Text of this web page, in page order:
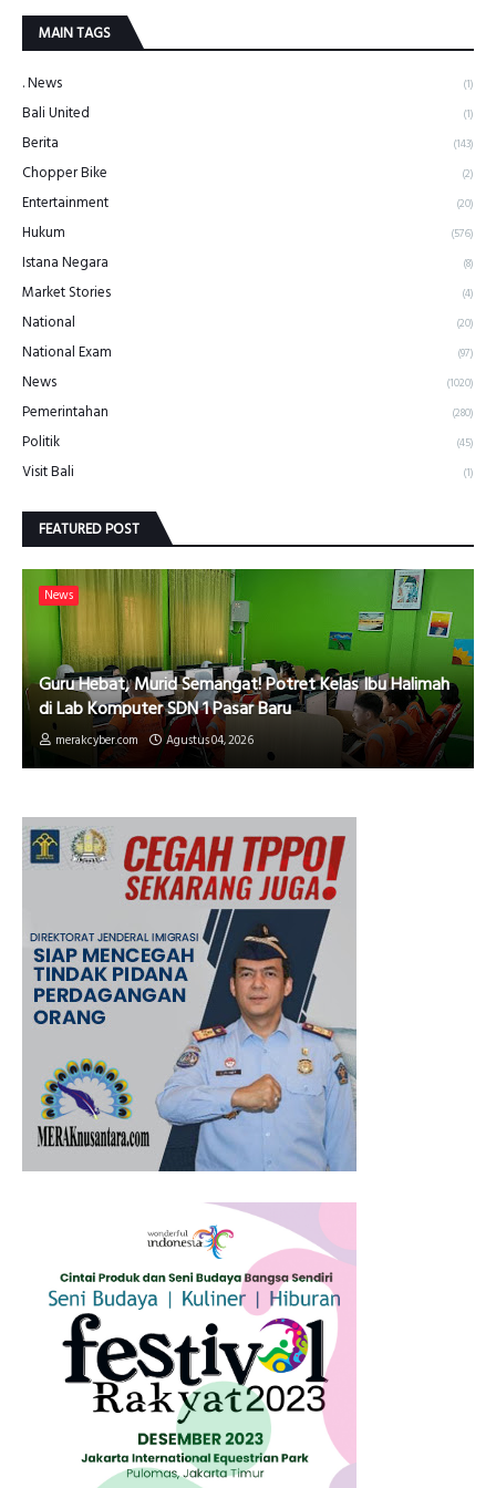
MAIN TAGS
. News (1)
Bali United (1)
Berita (143)
Chopper Bike (2)
Entertainment (20)
Hukum (576)
Istana Negara (8)
Market Stories (4)
National (20)
National Exam (97)
News (1020)
Pemerintahan (280)
Politik (45)
Visit Bali (1)
FEATURED POST
News
Guru Hebat, Murid Semangat! Potret Kelas Ibu Halimah
di Lab Komputer SDN 1 Pasar Baru
merakcyber.com Agustus 04, 2026